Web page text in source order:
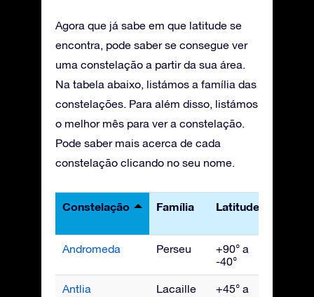
Agora que já sabe em que latitude se
encontra, pode saber se consegue ver
uma constelação a partir da sua área.
Na tabela abaixo, listámos a família das
constelações. Para além disso, listámos
o melhor mês para ver a constelação.
Pode saber mais acerca de cada
constelação clicando no seu nome.
Constelação Família Latitudes
Andromeda Perseu
+90° a
-40°
Antlia Lacaille
+45° a